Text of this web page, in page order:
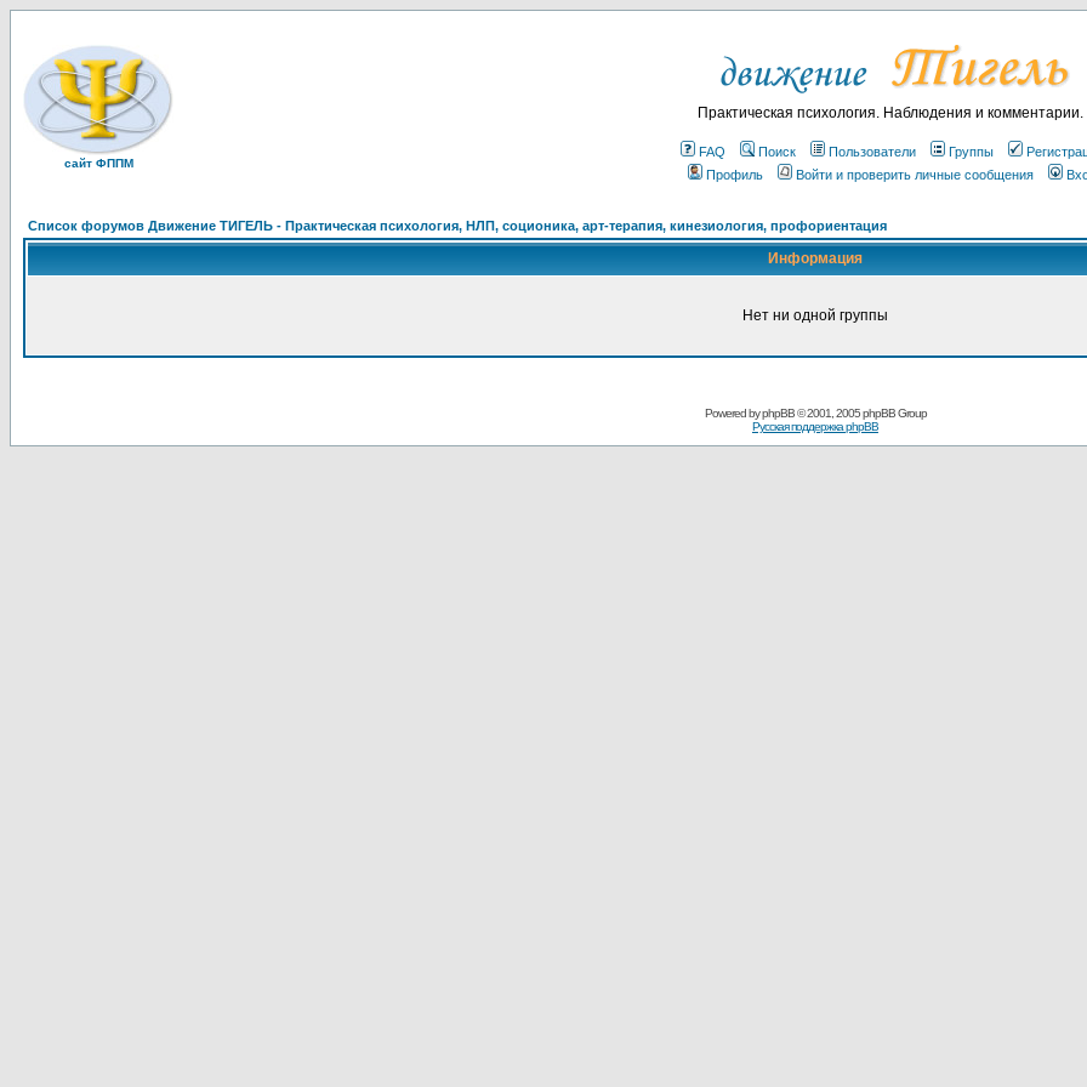
сайт ФППМ
Практическая психология. Наблюдения и комментарии.
FAQ Поиск Пользователи Группы
Профиль
Войти и проверить личные сообщения
Список форумов Движение ТИГЕЛЬ - Практическая психология, НЛП, соционика, арт-терапия, кинезиология, профориентация
Информация
Нет ни одной группы
Powered byphpBB© 2001, 2005 phpBB Group
Русская поддержка phpBB